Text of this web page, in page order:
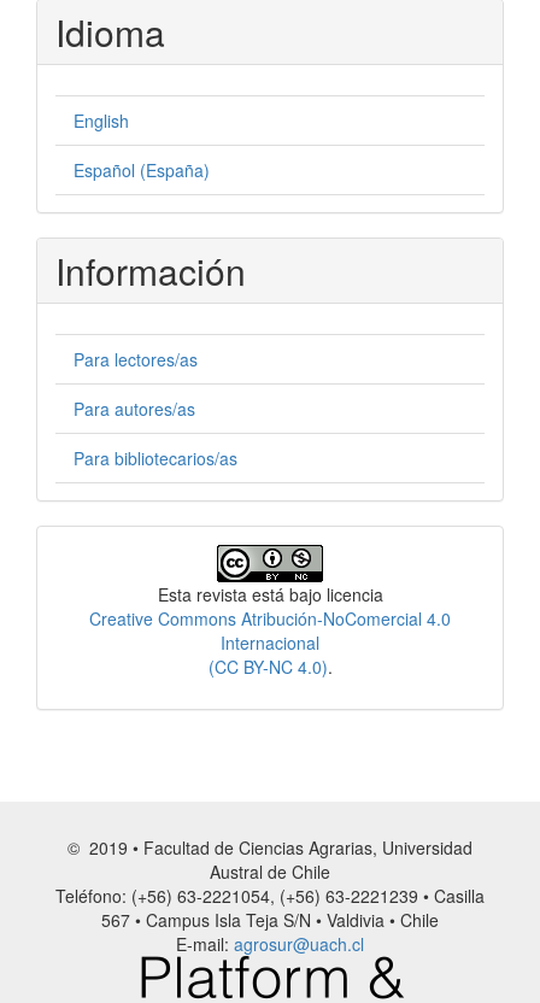
Idioma
English
Español (España)
Información
Para lectores/as
Para autores/as
Para bibliotecarios/as
Esta revista está bajo licencia
Creative Commons Atribución-NoComercial 4.0
Internacional
(CC BY-NC 4.0).
© 2019 • Facultad de Ciencias Agrarias, Universidad
Austral de Chile
Teléfono: (+56) 63-2221054, (+56) 63-2221239 • Casilla
567 • Campus Isla Teja S/N • Valdivia • Chile
E-mail: agrosur@uach.cl